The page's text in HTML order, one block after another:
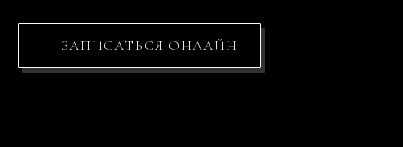
ЗАПИСАТЬСЯ ОНЛАЙН